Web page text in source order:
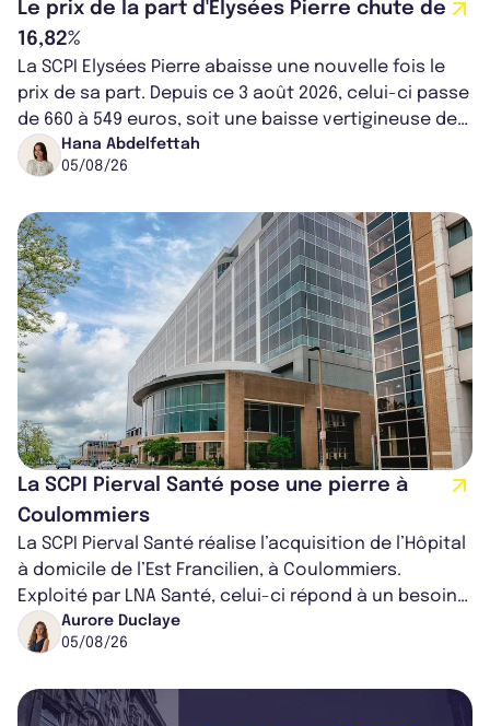
Le prix de la part d'Elysées Pierre chute de
16,82%
La SCPI Elysées Pierre abaisse une nouvelle fois le
prix de sa part. Depuis ce 3 août 2026, celui-ci passe
de 660 à 549 euros, soit une baisse vertigineuse de
16,82%. Cette nouvell...
Hana Abdelfettah
05/08/26
La SCPI Pierval Santé pose une pierre à
Coulommiers
La SCPI Pierval Santé réalise l’acquisition de l’Hôpital
à domicile de l’Est Francilien, à Coulommiers.
Exploité par LNA Santé, celui-ci répond à un besoin
médical croissant, qui s...
Aurore Duclaye
05/08/26